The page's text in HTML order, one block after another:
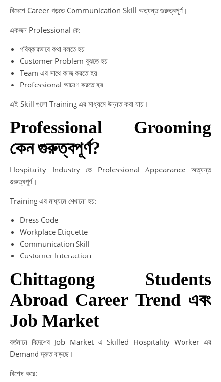
বিদেশে Career গড়তে Communication Skill অত্যন্ত গুরুত্বপূর্ণ।
একজন Professional কে:
পরিষ্কারভাবে কথা বলতে হয়
Customer Problem বুঝতে হয়
Team এর সাথে কাজ করতে হয়
Professional আচরণ করতে হয়
এই Skill গুলো Training এর মাধ্যমে উন্নত করা যায়।
Professional Grooming
কেন গুরুত্বপূর্ণ?
Hospitality Industry তে Professional Appearance অত্যন্ত
গুরুত্বপূর্ণ।
Training এর মাধ্যমে শেখানো হয়:
Dress Code
Workplace Etiquette
Communication Skill
Customer Interaction
Chittagong Students
Abroad Career Trend এবং
Job Market
বর্তমানে বিদেশের Job Market এ Skilled Hospitality Worker এর
Demand দ্রুত বাড়ছে।
বিশেষ করে: